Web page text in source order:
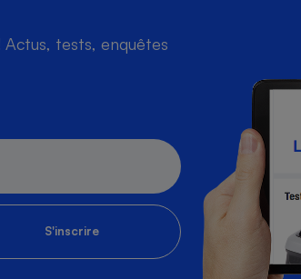
tests, enquêtes
S'inscrire